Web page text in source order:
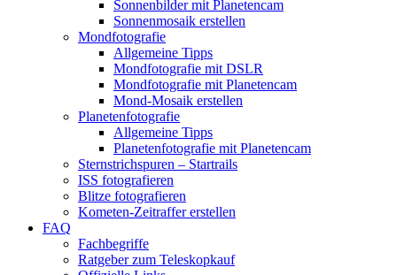
Sonnenbilder mit Planetencam
Sonnenmosaik erstellen
Mondfotografie
Allgemeine Tipps
Mondfotografie mit DSLR
Mondfotografie mit Planetencam
Mond-Mosaik erstellen
Planetenfotografie
Allgemeine Tipps
Planetenfotografie mit Planetencam
Sternstrichspuren – Startrails
ISS fotografieren
Blitze fotografieren
Kometen-Zeitraffer erstellen
FAQ
Fachbegriffe
Ratgeber zum Teleskopkauf